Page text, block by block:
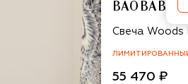
BAOBAB
Baobab
Свеча
55 470 ₽